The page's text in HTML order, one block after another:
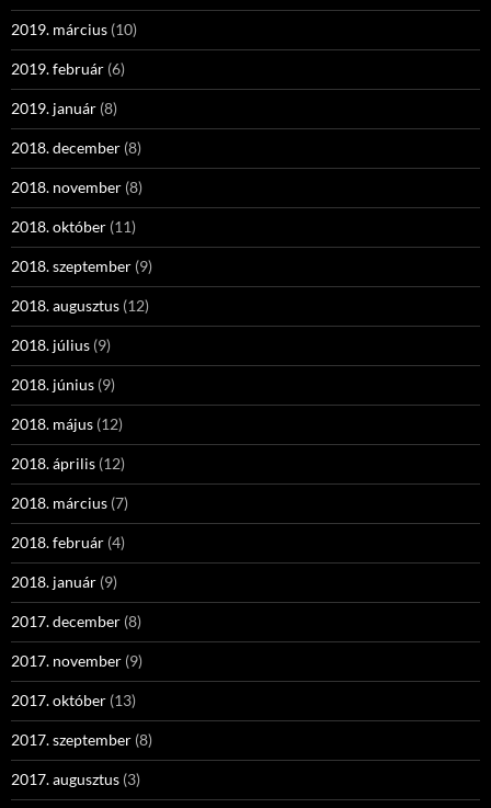
2019. március (10)
2019. február (6)
2019. január (8)
2018. december (8)
2018. november (8)
2018. október (11)
2018. szeptember (9)
2018. augusztus (12)
2018. július (9)
2018. június (9)
2018. május (12)
2018. április (12)
2018. március (7)
2018. február (4)
2018. január (9)
2017. december (8)
2017. november (9)
2017. október (13)
2017. szeptember (8)
2017. augusztus (3)